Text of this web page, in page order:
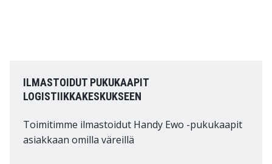
ILMASTOIDUT PUKUKAAPIT
LOGISTIIKKAKESKUKSEEN
Toimitimme ilmastoidut Handy Ewo -pukukaapit
asiakkaan omilla väreillä